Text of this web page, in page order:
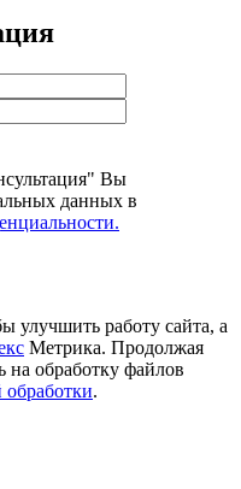
Вы
данных в
улучшить работу сайта, а
Метрика. Продолжая
на обработку файлов
.